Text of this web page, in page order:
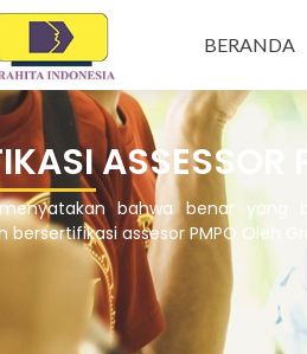
BERANDA
ASSESSOR
bahwa benar yang
assesor PMPO Oleh